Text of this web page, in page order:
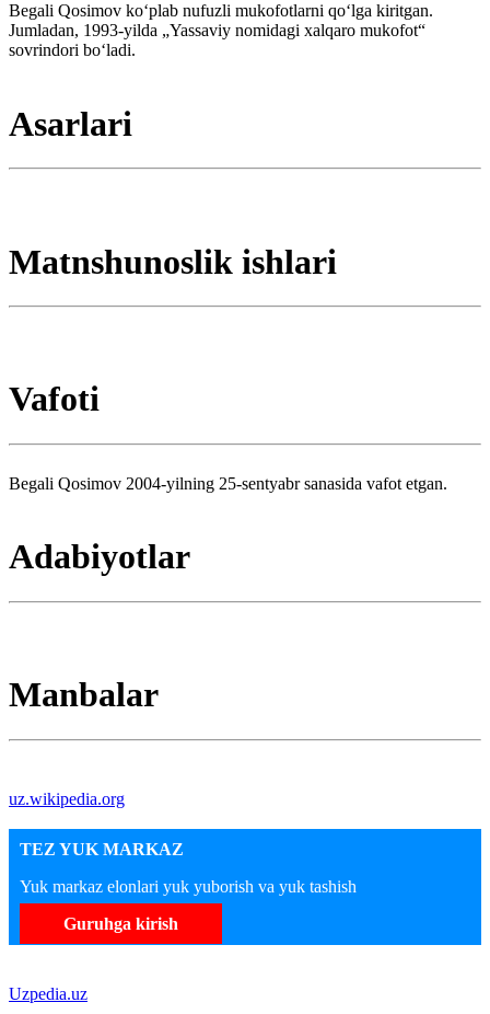
Begali Qosimov koʻplab nufuzli mukofotlarni qoʻlga kiritgan.
Jumladan, 1993-yilda „Yassaviy nomidagi xalqaro mukofot“
sovrindori boʻladi.
Asarlari
Matnshunoslik ishlari
Vafoti
Begali Qosimov 2004-yilning 25-sentyabr sanasida vafot etgan.
Adabiyotlar
Manbalar
uz.wikipedia.org
TEZ YUK MARKAZ
Yuk markaz elonlari yuk yuborish va yuk tashish
Guruhga kirish
Uzpedia.uz